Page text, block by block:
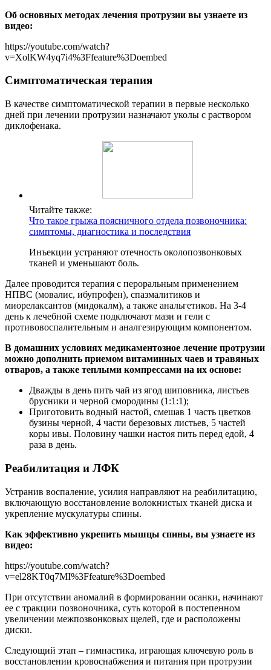
Об основных методах лечения протрузии вы узнаете из
видео:
https://youtube.com/watch?
v=XolKW4yq7i4%3Ffeature%3Doembed
Симптоматическая терапия
В качестве симптоматической терапии в первые несколько
дней при лечении протрузии назначают уколы с раствором
диклофенака.
Читайте также:
Что такое грыжа поясничного отдела позвоночника:
симптомы, диагностика и последствия
Инъекции устраняют отечность околопозвонковых
тканей и уменьшают боль.
Далее проводится терапия с пероральным применением
НПВС (мовалис, ибупрофен), спазмалитиков и
миорелаксантов (мидокалм), а также анальгетиков. На 3-4
день к лечебной схеме подключают мази и гели с
противовоспалительным и аналгезирующим компонентом.
В домашних условиях медикаментозное лечение протрузии
можно дополнить приемом витаминных чаев и травяных
отваров, а также теплыми компрессами на их основе:
Дважды в день пить чай из ягод шиповника, листьев
брусники и черной смородины (1:1:1);
Приготовить водный настой, смешав 1 часть цветков
бузины черной, 4 части березовых листьев, 5 частей
коры ивы. Половину чашки настоя пить перед едой, 4
раза в день.
Реабилитация и ЛФК
Устранив воспаление, усилия направляют на реабилитацию,
включающую восстановление волокнистых тканей диска и
укрепление мускулатуры спины.
Как эффективно укрепить мышцы спины, вы узнаете из
видео:
https://youtube.com/watch?
v=el28KT0q7MI%3Ffeature%3Doembed
При отсутствии аномалий в формировании осанки, начинают
ее с тракции позвоночника, суть которой в постепенном
увеличении межпозвонковых щелей, где и расположены
диски.
Следующий этап – гимнастика, играющая ключевую роль в
восстановлении кровоснабжения и питания при протрузии